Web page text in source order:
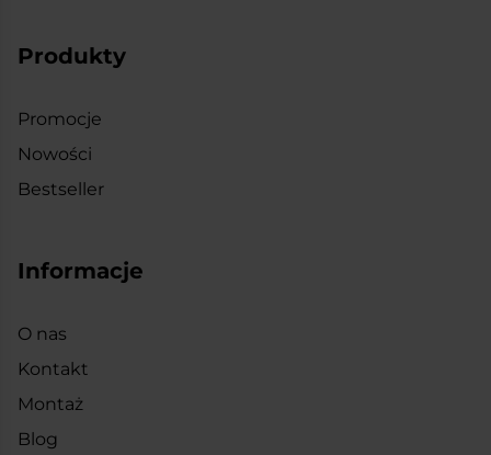
Produkty
Promocje
Nowości
Bestseller
Informacje
O nas
Kontakt
Montaż
Blog